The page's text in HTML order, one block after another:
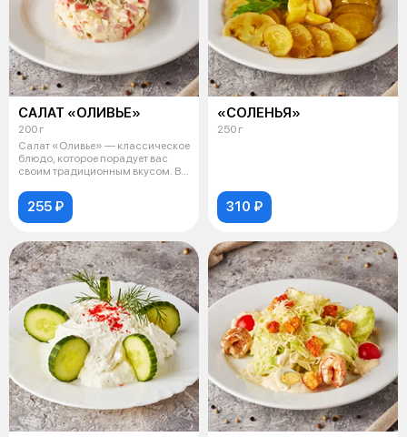
САЛАТ «ОЛИВЬЕ»
200 г
Салат «Оливье» — классическое
блюдо, которое порадует вас
своим традиционным вкусом. В
255 ₽
«СОЛЕНЬЯ»
250 г
310 ₽